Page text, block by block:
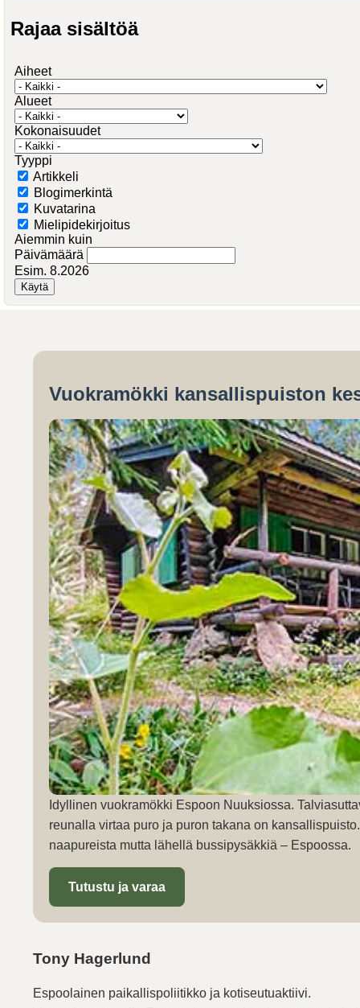
Rajaa sisältöä
Aiheet
Alueet
Kokonaisuudet
Tyyppi
Artikkeli
Blogimerkintä
Kuvatarina
Mielipidekirjoitus
Aiemmin kuin
Päivämäärä
Esim. 8.2026
Vuokramökki kansallispuiston
Idyllinen vuokramökki Espoon Nuuksiossa.
reunalla virtaa puro ja puron takana on
naapureista mutta lähellä bussipysäkkiä – Espoossa.
Tutustu ja varaa
Tony Hagerlund
Espoolainen paikallispoliitikko ja kotiseutuaktiivi.